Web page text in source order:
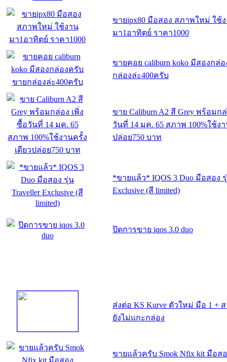
ขายipx80 มือสอง สภาพใหม่ ใช้
มา1อาทิตย์ ราคา1000
ขายคอย caliburn koko มีสองกล่
กล่องล่ะ400ครับ
ขาย Caliburn A2 สี Grey พร้อมก
วันที่ 14 มค. 65 สภาพ 100%ใช้ง
ปล่อย750 บาท
*ขายแล้ว* IQOS 3 Duo มือสอง รุ่
Exclusive (สี limited)
ปิดการขาย iqos 3.0 duo
ส่งต่อ KS Kurve ตัวใหม่ มือ 1 +
ยังไม่แกะกล่อง
ขายแล้วครับ Smok Nfix kit มือส